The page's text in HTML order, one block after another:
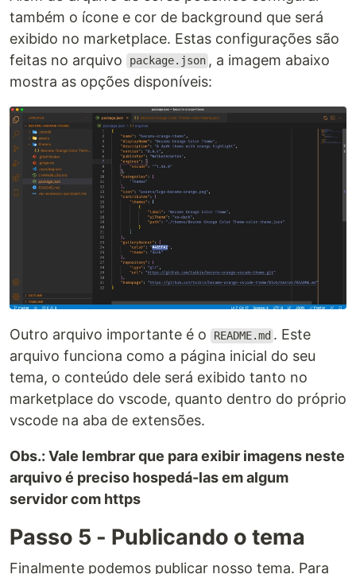
também o ícone e cor de background que será
exibido no marketplace. Estas configurações são
feitas no arquivo
package.json , a imagem abaixo
mostra as opções disponíveis:
Outro arquivo importante é o README.md . Este
arquivo funciona como a página inicial do seu
tema, o conteúdo dele será exibido tanto no
marketplace do vscode, quanto dentro do próprio
vscode na aba de extensões.
Obs.: Vale lembrar que para exibir imagens neste
arquivo é preciso hospedá-las em algum
servidor com https
Passo 5 - Publicando o tema
Finalmente podemos publicar nosso tema. Para